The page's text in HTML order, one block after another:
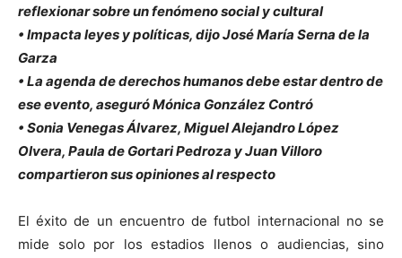
reflexionar sobre un fenómeno social y cultural
• Impacta leyes y políticas, dijo José María Serna de la
Garza
• La agenda de derechos humanos debe estar dentro de
ese evento, aseguró Mónica González Contró
• Sonia Venegas Álvarez, Miguel Alejandro López
Olvera, Paula de Gortari Pedroza y Juan Villoro
compartieron sus opiniones al respecto
El éxito de un encuentro de futbol internacional no se
mide solo por los estadios llenos o audiencias, sino